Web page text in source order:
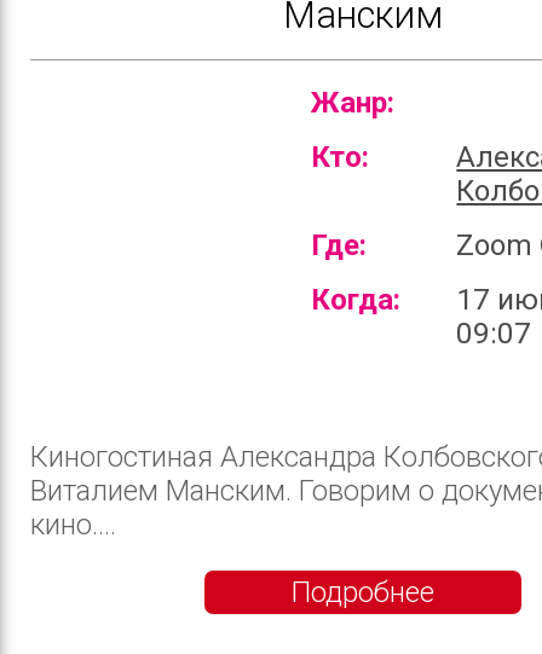
Манским
Жанр:
Кто:
Где:
Zoom
Когда:
17
09:07
Киногостиная Александра
Виталием Манским. Говорим о
кино....
Подробнее